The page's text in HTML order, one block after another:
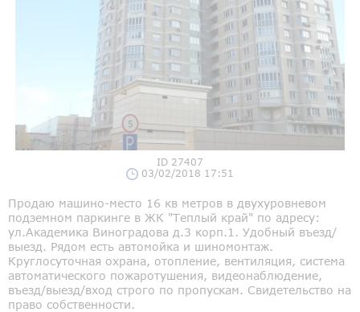
ID 27407
03/02/2018 17:51
Продаю машино-место 16 кв метров в двухуровневом
подземном паркинге в ЖК "Теплый край" по адресу:
ул.Академика Виноградова д.3 корп.1. Удобный въезд/
выезд. Рядом есть автомойка и шиномонтаж.
Круглосуточная охрана, отопление, вентиляция, система
автоматического пожаротушения, видеонаблюдение,
въезд/выезд/вход строго по пропускам. Свидетельство на
право собственности.